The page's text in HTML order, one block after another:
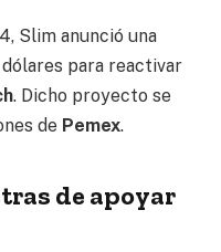
Slim anunció una
para reactivar
. Dicho proyecto se
de Pemex.
de apoyar